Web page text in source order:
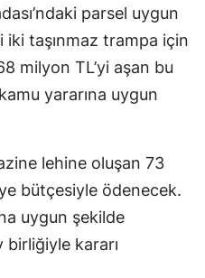
parsel uygun
iki taşınmaz trampa için
milyon TL’yi aşan bu
yararına uygun
lehine oluşan 73
bütçesiyle ödenecek.
uygun şekilde
birliğiyle kararı